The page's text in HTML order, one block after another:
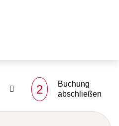
2
Buchung
abschließen